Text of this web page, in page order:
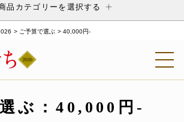
品カテゴリーを選択する
ご予算で選ぶ 40,000円-
ぶ：40,000円-